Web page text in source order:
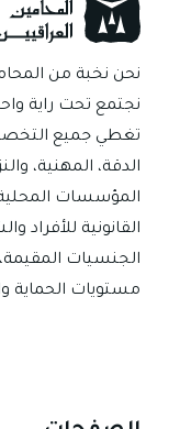
نحن نخبة من
نجتمع تحت راية
تغطي جميع
الدقة، المهنية،
المؤسسات
القانونية للأفراد
الجنسيات
مستويات الحماية